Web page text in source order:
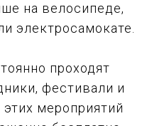
на велосипеде,
электросамокате.
проходят
фестивали и
мероприятий